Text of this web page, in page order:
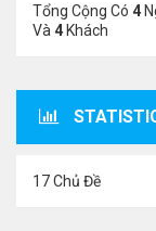
Tổng Cộng Có 4
Và 4 Khách
17 Chủ Đề